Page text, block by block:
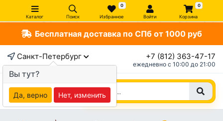
Каталог Поиск
0
Избранное Войти
0
Корзина
Бесплатная доставка по СПб от 1000 руб
Санкт-Петербург +7 (812) 363-47-17
ежедневно c 10:00 до 21:00
Вы тут?
Да, верно Нет, изменить